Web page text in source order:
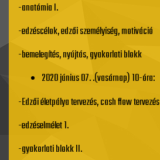
-anatómia I.
-edzéscélok, edzői személyiség, motiváció
-bemelegítés, nyújtás, gyakorlati blokk
2020 június 07. .(vasárnap) 10-óra:
-Edzői életpálya tervezés, cash flow tervezés
-edzéselmélet 1.
-gyakorlati blokk II.